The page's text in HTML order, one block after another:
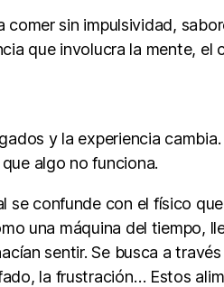
sin impulsividad,
que involucra la mente, el
y la experiencia cambia.
algo no funciona.
se confunde con el físico
una máquina del tiempo,
sentir. Se busca a
la frustración… Estos